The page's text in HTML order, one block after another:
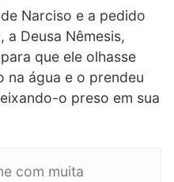
Narciso e a pedido
a Deusa Nêmesis,
que ele olhasse
na água e o prendeu
o preso em sua
com muita